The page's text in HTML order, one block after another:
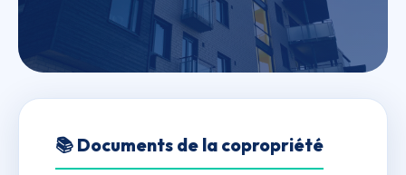
Les Cades
📚 Documents de la copropriété